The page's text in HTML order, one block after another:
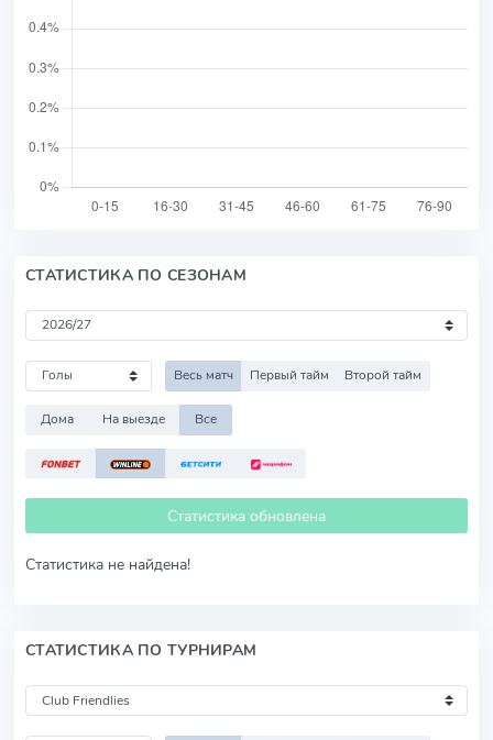
СТАТИСТИКА ПО СЕЗОНАМ
Весь матч Первый тайм Второй тайм
Дома На выезде Все
Статистика обновлена
Статистика не найдена!
СТАТИСТИКА ПО ТУРНИРАМ